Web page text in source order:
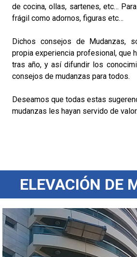
de cocina, ollas, sartenes, etc…
frágil como adornos, figuras etc…
Dichos consejos de Mudanzas,
propia experiencia profesional, que
tras año, y así difundir los
consejos de mudanzas para todos.
Deseamos que todas estas
mudanzas les hayan servido de valor.
ELEVACIÓN DE